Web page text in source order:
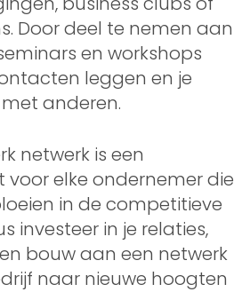
Door deel te nemen aan
en workshops
leggen en je
anderen.
netwerk is een
voor elke ondernemer die
in de competitieve
investeer in je relaties,
bouw aan een netwerk
naar nieuwe hoogten